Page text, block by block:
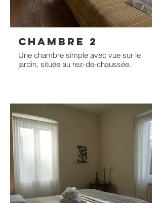
CHAMBRE 2
Une chambre simple avec vue sur le
jardin, située au rez-de-chaussée.